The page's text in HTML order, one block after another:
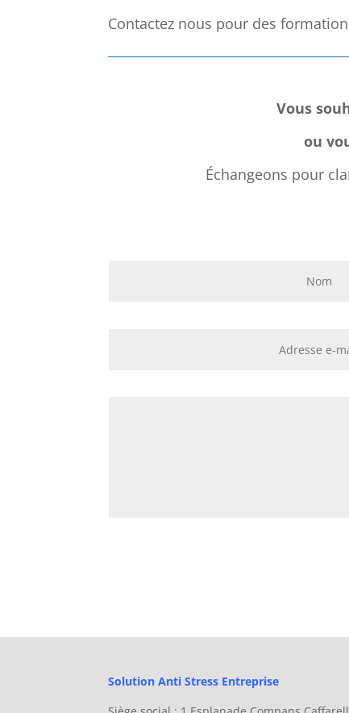
Contactez nous pour des
Vous
ou
Échangeons pour
Solution Anti Stress Entreprise